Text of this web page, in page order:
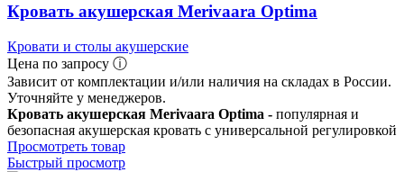
Кровать акушерская Merivaara Optima
Кровати и столы акушерские
Цена по запросу ⓘ
Зависит от комплектации и/или наличия на складах в России.
Уточняйте у менеджеров.
Кровать акушерская Merivaara Optima - популярная и
безопасная акушерская кровать с универсальной регулировкой
Просмотреть товар
Быстрый просмотр